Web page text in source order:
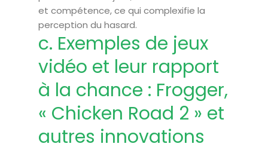
et compétence, ce qui complexifie la
perception du hasard.
c. Exemples de jeux
vidéo et leur rapport
à la chance : Frogger,
« Chicken Road 2 » et
autres innovations